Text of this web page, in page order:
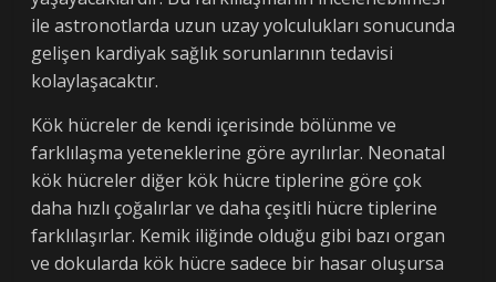
ile astronotlarda uzun uzay yolculukları sonucunda
gelişen kardiyak sağlık sorunlarının tedavisi
kolaylaşacaktır.
Kök hücreler de kendi içerisinde bölünme ve
farklılaşma yeteneklerine göre ayrılırlar. Neonatal
kök hücreler diğer kök hücre tiplerine göre çok
daha hızlı çoğalırlar ve daha çeşitli hücre tiplerine
farklılaşırlar. Kemik iliğinde olduğu gibi bazı organ
ve dokularda kök hücre sadece bir hasar oluşursa